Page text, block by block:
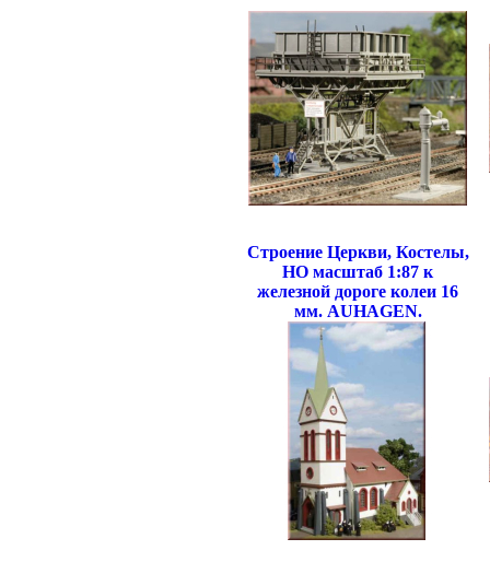
Строение Церкви, Костелы,
НО масштаб 1:87 к
железной дороге колеи 16
мм. AUHAGEN.